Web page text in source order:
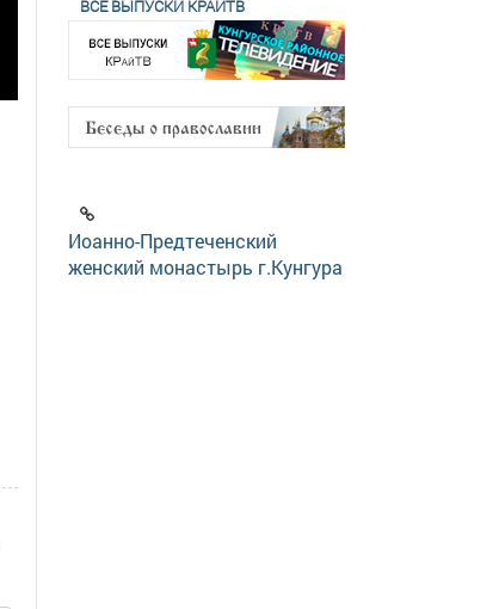
ВСЕ ВЫПУСКИ КРАЙТВ
Иоанно-Предтеченский
женский монастырь г.Кунгура